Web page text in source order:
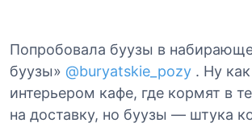
Попробовала буузы в
буузы» @buryatskie_pozy . Ну
интерьером кафе, где кормят в
на доставку, но буузы — штука